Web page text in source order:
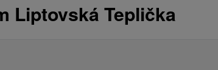
Liptovská Teplička